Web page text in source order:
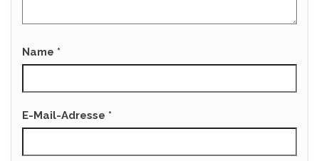
Name *
E-Mail-Adresse *